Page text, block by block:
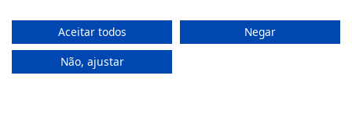
(+351) 22 200 35 45
(Chamada para rede fixa nacional)
(+351) 912 474 321
Aceitar todos
Negar
Não, ajustar